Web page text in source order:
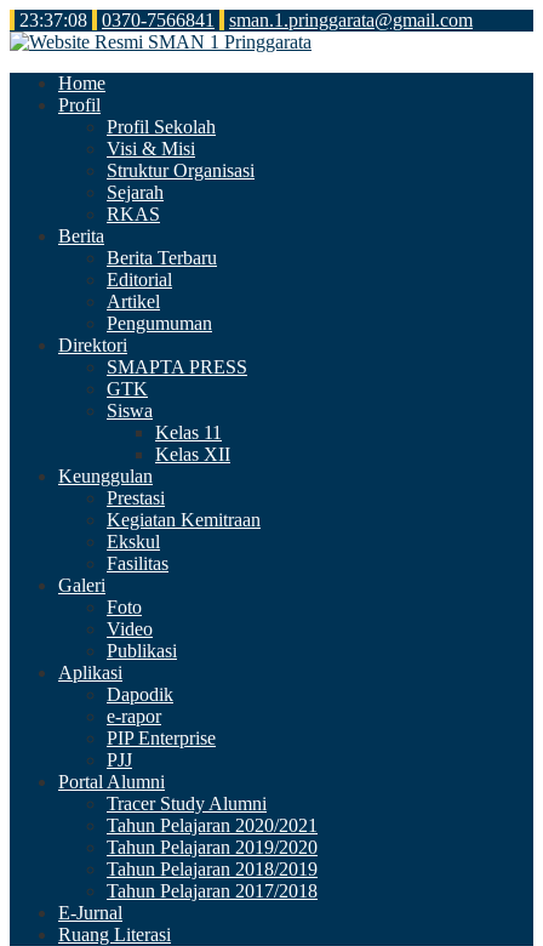
23:37:09 0370-7566841 sman.1.pringgarata@gmail.com
Home
Profil
Profil Sekolah
Visi & Misi
Struktur Organisasi
Sejarah
RKAS
Berita
Berita Terbaru
Editorial
Artikel
Pengumuman
Direktori
SMAPTA PRESS
GTK
Siswa
Kelas 11
Kelas XII
Keunggulan
Prestasi
Kegiatan Kemitraan
Ekskul
Fasilitas
Galeri
Foto
Video
Publikasi
Aplikasi
Dapodik
e-rapor
PIP Enterprise
PJJ
Portal Alumni
Tracer Study Alumni
Tahun Pelajaran 2020/2021
Tahun Pelajaran 2019/2020
Tahun Pelajaran 2018/2019
Tahun Pelajaran 2017/2018
E-Jurnal
Ruang Literasi